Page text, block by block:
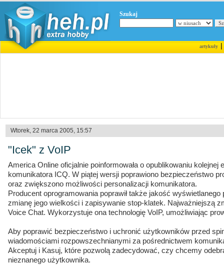
Szukaj
artykuły|
Wtorek, 22 marca 2005, 15:57
"Icek" z VoIP
America Online oficjalnie poinformowała o opublikowaniu kolejnej
komunikatora ICQ. W piątej wersji poprawiono bezpieczeństwo
oraz zwiększono możliwości personalizacji komunikatora.
Producent oprogramowania poprawił także jakość
zmianę jego wielkości i zapisywanie stop-klatek. Najważniejszą
Voice Chat. Wykorzystuje ona technologię VoIP, umożliwiając
Aby poprawić bezpieczeństwo i uchronić użytkowników przed
wiadomościami rozpowszechnianymi za pośrednictwem
Akceptuj i Kasuj, które pozwolą zadecydować, czy chcemy
nieznanego użytkownika.